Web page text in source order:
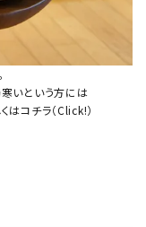
寒いという方には
はコチラ（Click!）